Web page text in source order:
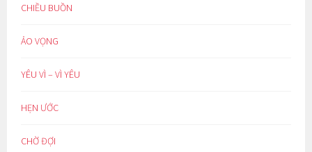
CHIỀU BUỒN
ẢO VỌNG
YÊU VÌ – VÌ YÊU
HẸN ƯỚC
CHỜ ĐỢI